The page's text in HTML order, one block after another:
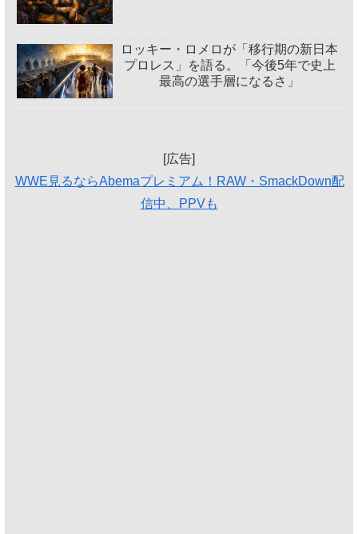
ロッキー・ロメロが「移行期の新日本
プロレス」を語る。「今後5年で史上
最高の選手層になるさ」
[広告]
WWE見るならAbemaプレミアム！RAW・SmackDown配
信中、PPVも